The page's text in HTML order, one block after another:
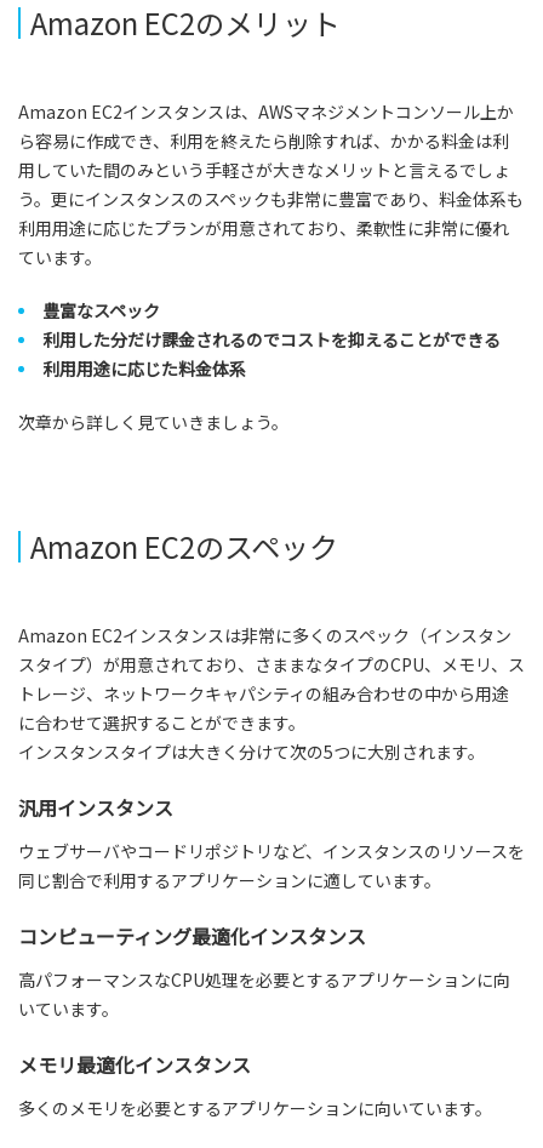
Amazon EC2のメリット
Amazon EC2インスタンスは、AWSマネジメントコンソール上か
ら容易に作成でき、利用を終えたら削除すれば、かかる料金は利
用していた間のみという手軽さが大きなメリットと言えるでしょ
う。更にインスタンスのスペックも非常に豊富であり、料金体系も
利用用途に応じたプランが用意されており、柔軟性に非常に優れ
ています。
豊富なスペック
利用した分だけ課金されるのでコストを抑えることができる
利用用途に応じた料金体系
次章から詳しく見ていきましょう。
Amazon EC2のスペック
Amazon EC2インスタンスは非常に多くのスペック（インスタン
スタイプ）が用意されており、さままなタイプのCPU、メモリ、ス
トレージ、ネットワークキャパシティの組み合わせの中から用途
に合わせて選択することができます。
インスタンスタイプは大きく分けて次の5つに大別されます。
汎用インスタンス
ウェブサーバやコードリポジトリなど、インスタンスのリソースを
同じ割合で利用するアプリケーションに適しています。
コンピューティング最適化インスタンス
高パフォーマンスなCPU処理を必要とするアプリケーションに向
いています。
メモリ最適化インスタンス
多くのメモリを必要とするアプリケーションに向いています。